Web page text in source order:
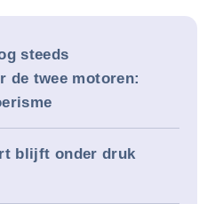
steeds
de twee motoren:
blijft onder druk